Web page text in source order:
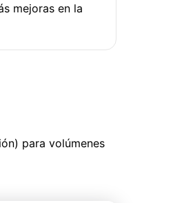
mejoras en la
para volúmenes